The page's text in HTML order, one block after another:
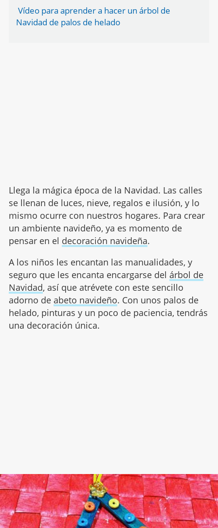
Vídeo para aprender a hacer un árbol de
Navidad de palos de helado
Llega la mágica época de la Navidad. Las calles
se llenan de luces, nieve, regalos e ilusión, y lo
mismo ocurre con nuestros hogares. Para crear
un ambiente navideño, ya es momento de
pensar en el decoración navideña.
A los niños les encantan las manualidades, y
seguro que les encanta encargarse del árbol de
Navidad, así que atrévete con este sencillo
adorno de abeto navideño. Con unos palos de
helado, pinturas y un poco de paciencia, tendrás
una decoración única.